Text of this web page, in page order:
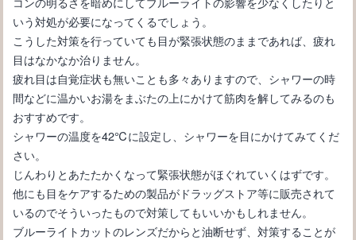
眼鏡のレンズに厚みが･･･目の大きさに関係？自然に見える眼鏡選
び
いう対処が必要になってくるでしょう。
こうした対策を行っていても目が緊張状態のままであれば、疲れ
目はなかなか治りません。
疲れ目は自覚症状も無いことも多々ありますので、シャワーの時
間などに温かいお湯をまぶたの上にかけて筋肉を解してみるのも
おすすめです。
シャワーの温度を42℃に設定し、シャワーを目にかけてみてくだ
さい。
じんわりとあたたかくなって緊張状態がほぐれていくはずです。
他にも目をケアするための製品がドラッグストア等に販売されて
いるのでそういったもので対策してもいいかもしれません。
ブルーライトカットのレンズだからと油断せず、対策することが